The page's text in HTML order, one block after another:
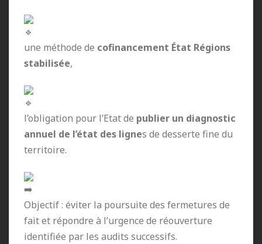
une méthode de cofinancement État Régions
stabilisée,
l’obligation pour l’Etat de publier un diagnostic
annuel de l’état des lignes de desserte fine du
territoire.
Objectif : éviter la poursuite des fermetures de
fait et répondre à l’urgence de réouverture
identifiée par les audits successifs.